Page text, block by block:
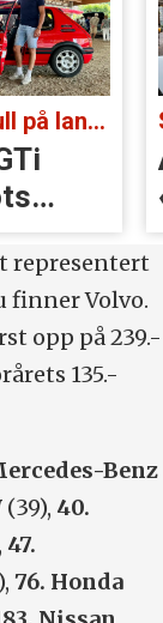
Vi med gull på landsbygda:
representert
finner Volvo.
opp på 239.-
135.-
Benz
(39), 40.
47.
76. Honda